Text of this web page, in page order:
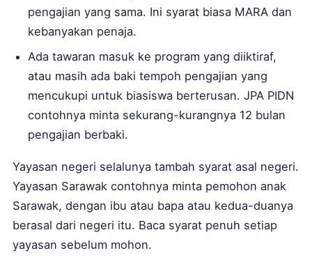
pengajian yang sama. Ini syarat biasa MARA dan
kebanyakan penaja.
Ada tawaran masuk ke program yang diiktiraf,
atau masih ada baki tempoh pengajian yang
mencukupi untuk biasiswa berterusan. JPA PIDN
contohnya minta sekurang-kurangnya 12 bulan
pengajian berbaki.
Yayasan negeri selalunya tambah syarat asal negeri.
Yayasan Sarawak contohnya minta pemohon anak
Sarawak, dengan ibu atau bapa atau kedua-duanya
berasal dari negeri itu. Baca syarat penuh setiap
yayasan sebelum mohon.